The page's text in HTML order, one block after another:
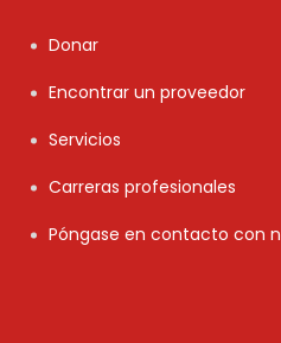
Donar
Encontrar un proveedor
Servicios
Carreras profesionales
Póngase en contacto con